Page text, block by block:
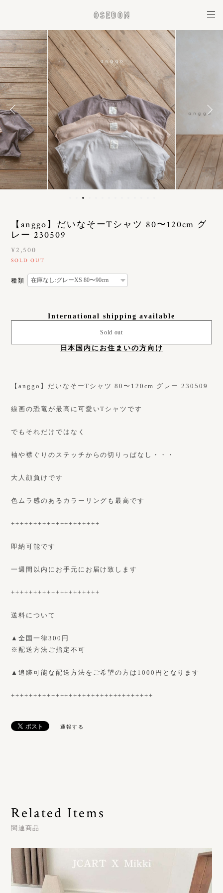
【anggo】だいなそーTシャツ 80〜120cm グ
レー 230509
¥2,500
SOLD OUT
種類
International shipping available
Sold out
日本国内にお住まいの方向け
【anggo】だいなそーTシャツ 80〜120cm グレー 230509
線画の恐竜が最高に可愛いTシャツです
でもそれだけではなく
袖や襟ぐりのステッチからの切りっぱなし・・・
大人顔負けです
色ムラ感のあるカラーリングも最高です
++++++++++++++++++++
即納可能です
一週間以内にお手元にお届け致します
++++++++++++++++++++
送料について
▲全国一律300円
※配送方法ご指定不可
▲追跡可能な配送方法をご希望の方は1000円となります
++++++++++++++++++++++++++++++++
通報する
Related Items
関連商品